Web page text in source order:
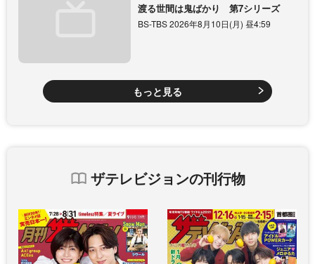
渡る世間は鬼ばかり 第7シリーズ
BS-TBS 2026年8月10日(月) 昼4:59
もっと見る
ザテレビジョンの刊行物